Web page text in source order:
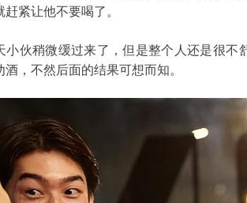
赶紧让他不要喝了。
小伙稍微缓过来了，但是整个人还是很
酒，不然后面的结果可想而知。